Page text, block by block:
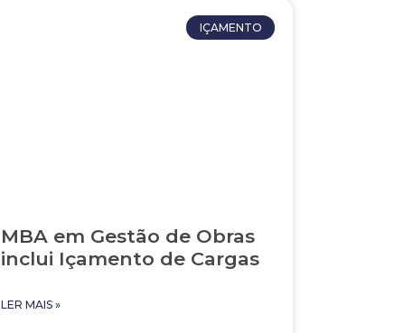
IÇAMENTO
MBA em Gestão de Obras
inclui Içamento de Cargas
LER MAIS »